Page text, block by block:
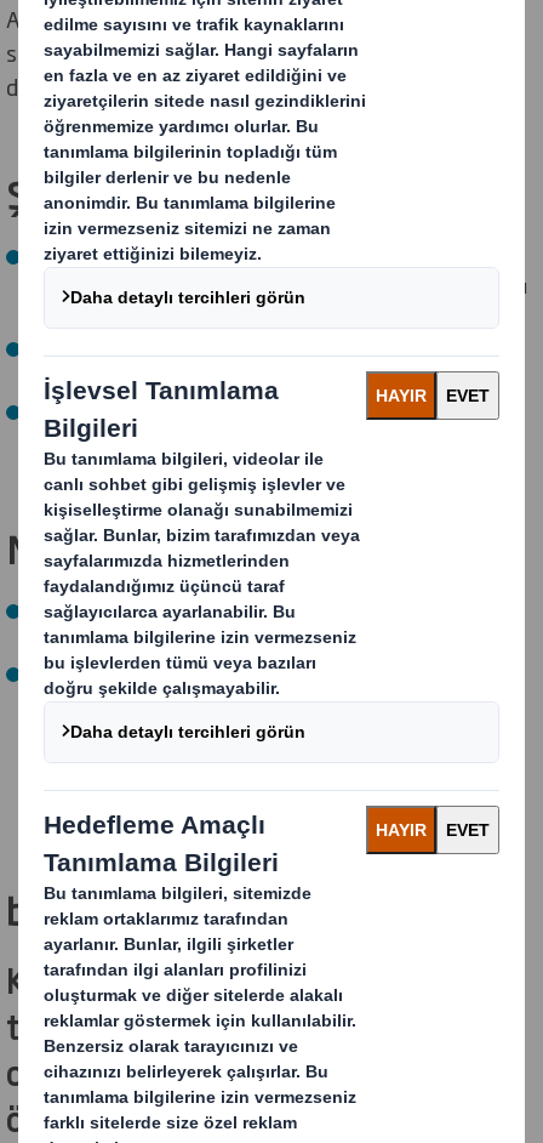
Ayrıca doğal sistemler üzerindeki baskıyı azaltmak için
su sıkıntısı çeken bölgelerde üretim tonu başına
doğadan çektiğimiz su miktarını azaltıyoruz.
ŞİMDİ hedeflerimiz:
2025 yılına kadar kendi ormanlarımızdaki biyoçeşitliliği
ölçmek ve iyileştirmek ve doğaya olan bağımlılıklarımızı
değerlendirmek (başarıldı)
biyoçeşitlilik programlarının uygulanması (başarıldı)
2025 yılına kadar %100 kağıt fabrikası ve paketleme
tesisinin su yönetim planına sahip olması. (başarıldı)
NEXT hedeflerimiz:
Bilime dayalı bir yaklaşımla doğayı yeniden
canlandırmak için hedefler belirleyin (yolda)
2030'a kadar, su stresi riski altındaki değirmenlerde su
çekme yoğunluğunda 2019'a kıyasla %10 azalma.
(başarıldı)
Bunu nasıl
başarıyoruz?
Kuzey Amerika'daki ormanlarımızda
tehdit altındaki, nesli tükenmekte
olan ve nadir türlerin belirlenmesi ve
ölçülmesi